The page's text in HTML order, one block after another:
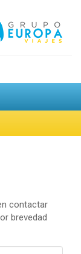
contactar
brevedad